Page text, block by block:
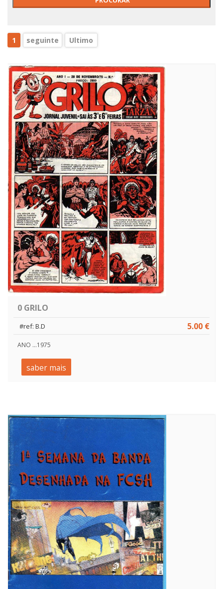
1 seguinte Ultimo
0 GRILO
5.00 €
#ref: B.D
ANO ...1975
saber mais